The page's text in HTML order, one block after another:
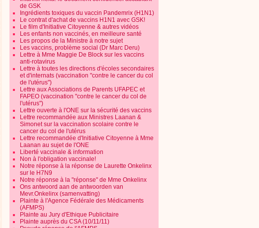
de GSK
Ingrédients toxiques du vaccin Pandemrix (H1N1)
Le contrat d'achat de vaccins H1N1 avec GSK!
Le film d'Initiative Citoyenne & autres vidéos
Les enfants non vaccinés, en meilleure santé
Les propos de la Ministre à notre sujet
Les vaccins, problème social (Dr Marc Deru)
Lettre à Mme Maggie De Block sur les vaccins
anti-rotavirus
Lettre à toutes les directions d'écoles secondaires
et d'internats (vaccination "contre le cancer du col
de l'utérus")
Lettre aux Associations de Parents UFAPEC et
FAPEO (vaccination "contre le cancer du col de
l'utérus")
Lettre ouverte à l'ONE sur la sécurité des vaccins
Lettre recommandée aux Ministres Laanan &
Simonet sur la vaccination scolaire contre le
cancer du col de l'utérus
Lettre recommandée d'Initiative Citoyenne à Mme
Laanan au sujet de l'ONE
Liberté vaccinale & information
Non à l'obligation vaccinale!
Notre réponse à la réponse de Laurette Onkelinx
sur le H7N9
Notre réponse à la "réponse" de Mme Onkelinx
Ons antwoord aan de antwoorden van
Mevr.Onkelinx (samenvatting)
Plainte à l'Agence Fédérale des Médicaments
(AFMPS)
Plainte au Jury d'Ethique Publicitaire
Plainte auprès du CSA (10/11/11)